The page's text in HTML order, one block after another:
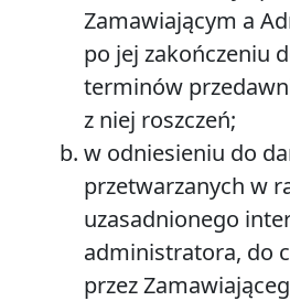
Zamawiającym a
po jej zakończeniu
terminów
z niej roszczeń;
w odniesieniu do
przetwarzanych w
uzasadnionego
administratora, do
przez